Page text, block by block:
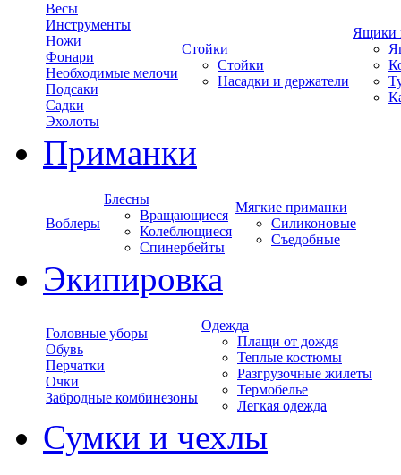
Весы
Инструменты
Ножи
Фонари
Необходимые мелочи
Подсаки
Садки
Эхолоты
Стойки
Стойки
Насадки и держатели
Ящики
Приманки
Воблеры
Блесны
Вращающиеся
Колеблющиеся
Спинербейты
Мягкие приманки
Силиконовые
Съедобные
Экипировка
Головные уборы
Обувь
Перчатки
Очки
Забродные комбинезоны
Одежда
Плащи от дождя
Теплые костюмы
Разгрузочные жилеты
Термобелье
Легкая одежда
Сумки и чехлы